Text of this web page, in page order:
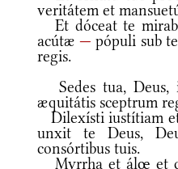
veritátem et
Et dóceat te
acútæ— pópuli sub
regis.
Sedes tua, Deus,
æquitátis sceptrum
Dilexísti iustítiam
unxit te Deus,
consórtibus tuis.
Myrrha et álœ et